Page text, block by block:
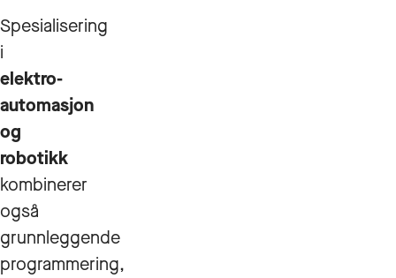
Spesialisering
i
elektro-
automasjon
og
robotikk
kombinerer
også
grunnleggende
programmering,